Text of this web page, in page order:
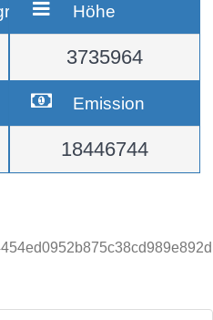
Höhe
3735964
Emission
18446744